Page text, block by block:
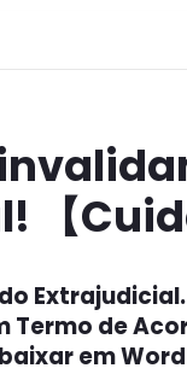
de
em Word